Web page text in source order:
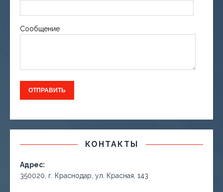
Сообщение
КОНТАКТЫ
Адрес:
350020, г. Краснодар, ул. Красная, 143